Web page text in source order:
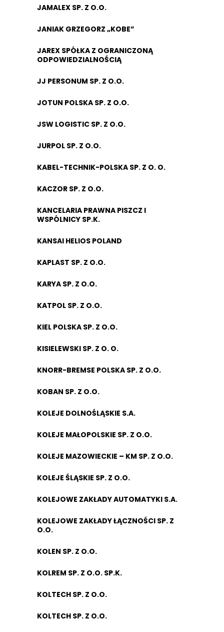
JAMALEX SP. Z O.O.
JANIAK GRZEGORZ „KOBE”
JAREX SPÓŁKA Z OGRANICZONĄ
ODPOWIEDZIALNOŚCIĄ
JJ PERSONUM SP. Z O.O.
JOTUN POLSKA SP. Z O.O.
JSW LOGISTIC SP. Z O.O.
JURPOL SP. Z O.O.
KABEL-TECHNIK-POLSKA SP. Z O. O.
KACZOR SP. Z O.O.
KANCELARIA PRAWNA PISZCZ I
WSPÓLNICY SP.K.
KANSAI HELIOS POLAND
KAPLAST SP. Z O.O.
KARYA SP. Z O.O.
KATPOL SP. Z O.O.
KIEL POLSKA SP. Z O.O.
KISIELEWSKI SP. Z O. O.
KNORR-BREMSE POLSKA SP. Z O.O.
KOBAN SP. Z O.O.
KOLEJE DOLNOŚLĄSKIE S.A.
KOLEJE MAŁOPOLSKIE SP. Z O.O.
KOLEJE MAZOWIECKIE – KM SP. Z O.O.
KOLEJE ŚLĄSKIE SP. Z O.O.
KOLEJOWE ZAKŁADY AUTOMATYKI S.A.
KOLEJOWE ZAKŁADY ŁĄCZNOŚCI SP. Z
O.O.
KOLEN SP. Z O.O.
KOLREM SP. Z O.O. SP.K.
KOLTECH SP. Z O.O.
KOLTECH SP. Z O.O.